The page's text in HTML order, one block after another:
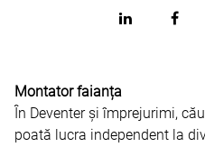
Montator faianța
În Deventer și împrejurimi,
poată lucra independent la